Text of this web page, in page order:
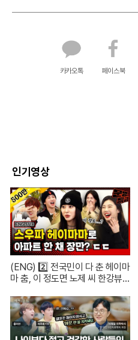
카카오톡 페이스북
인기영상
(ENG) 2️⃣ 전국민이 다 춘 헤이마
마 춤, 이 정도면 노제 씨 한강뷰
(순수한 궁금증) / [문명특급 EP.2
22-2]